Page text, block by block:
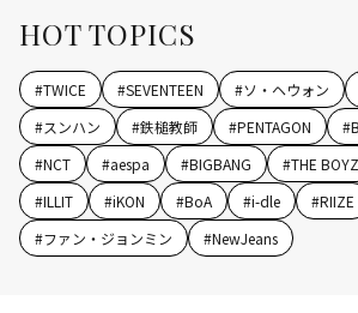
HOT TOPICS
#TWICE #SEVENTEEN #ソ・ヘウォン
#スンハン #鉄槌教師 #PENTAGON #
#NCT #aespa #BIGBANG #THE BOYZ
#ILLIT #iKON #BoA #i-dle #RIIZE
#ファン・ジョンミン #NewJeans